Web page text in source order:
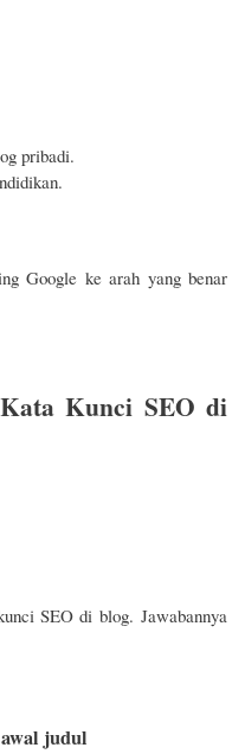
pribadi.
Google ke arah yang benar
Kunci SEO di
SEO di blog. Jawabannya
judul